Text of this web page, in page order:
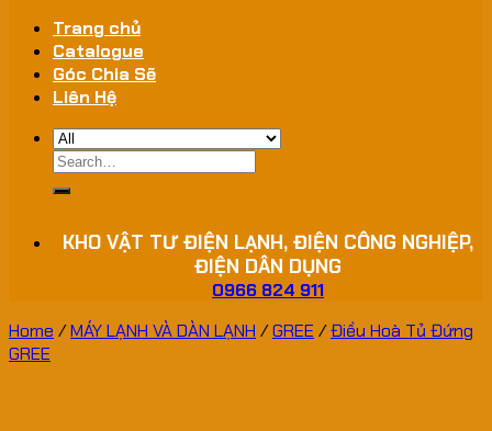
Trang chủ
Catalogue
Góc Chia Sẽ
Liên Hệ
Search
for:
KHO VẬT TƯ ĐIỆN LẠNH, ĐIỆN CÔNG NGHIỆP,
ĐIỆN DÂN DỤNG
0966 824 911
Home /MÁY LẠNH VÀ DÀN LẠNH /GREE /Điều Hoà Tủ Đứng
GREE